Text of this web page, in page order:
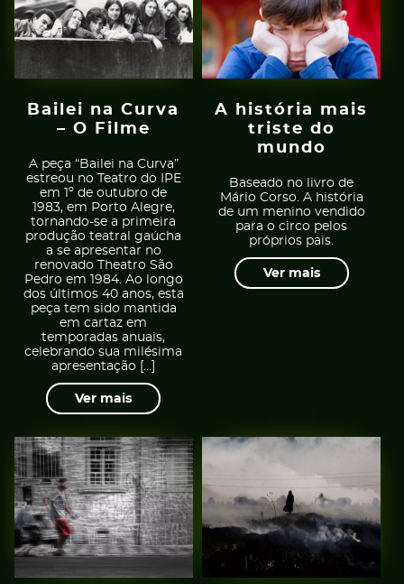
Bailei na Curva
– O Filme
A peça “Bailei na Curva”
estreou no Teatro do IPE
em 1º de outubro de
1983, em Porto Alegre,
tornando-se a primeira
produção teatral gaúcha
a se apresentar no
renovado Theatro São
Pedro em 1984. Ao longo
dos últimos 40 anos, esta
peça tem sido mantida
em cartaz em
temporadas anuais,
celebrando sua milésima
apresentação […]
Ver mais
A história mais
triste do
mundo
Baseado no livro de
Mário Corso. A história
de um menino vendido
para o circo pelos
próprios pais.
Ver mais